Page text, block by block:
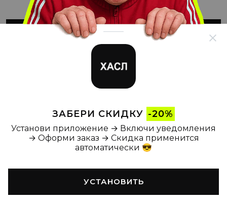
ЗАБЕРИ СКИДКУ -20%
Установи приложение → Включи уведомления
→ Оформи заказ → Скидка применится
автоматически 😎
УСТАНОВИТЬ
ВЕРНУТЬСЯ НА ГЛАВНУЮ
Главная Каталог Корзина Новости Профиль